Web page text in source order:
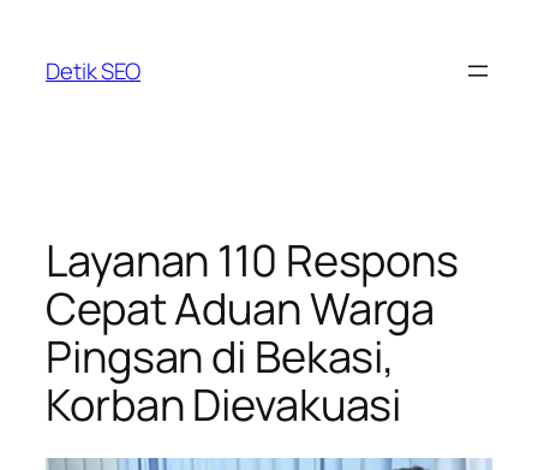
content
Detik SEO
Layanan 110 Respons
Cepat Aduan Warga
Pingsan di Bekasi,
Korban Dievakuasi